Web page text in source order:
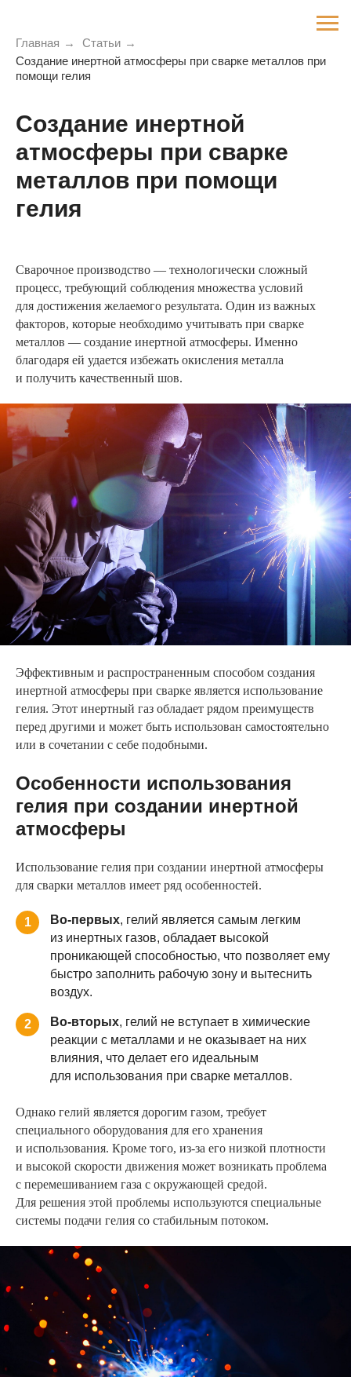
Главная → Статьи →
Создание инертной атмосферы при сварке металлов при
помощи гелия
Создание инертной
атмосферы при сварке
металлов при помощи
гелия
Сварочное производство — технологически сложный
процесс, требующий соблюдения множества условий
для достижения желаемого результата. Один из важных
факторов, которые необходимо учитывать при сварке
металлов — создание инертной атмосферы. Именно
благодаря ей удается избежать окисления металла
и получить качественный шов.
Эффективным и распространенным способом создания
инертной атмосферы при сварке является использование
гелия. Этот инертный газ обладает рядом преимуществ
перед другими и может быть использован самостоятельно
или в сочетании с себе подобными.
Особенности использования
гелия при создании инертной
атмосферы
Использование гелия при создании инертной атмосферы
для сварки металлов имеет ряд особенностей.
1 Во-первых, гелий является самым легким
из инертных газов, обладает высокой
проникающей способностью, что позволяет ему
быстро заполнить рабочую зону и вытеснить
воздух.
2 Во-вторых, гелий не вступает в химические
реакции с металлами и не оказывает на них
влияния, что делает его идеальным
для использования при сварке металлов.
Однако гелий является дорогим газом, требует
специального оборудования для его хранения
и использования. Кроме того, из-за его низкой плотности
и высокой скорости движения может возникать проблема
с перемешиванием газа с окружающей средой.
Для решения этой проблемы используются специальные
системы подачи гелия со стабильным потоком.